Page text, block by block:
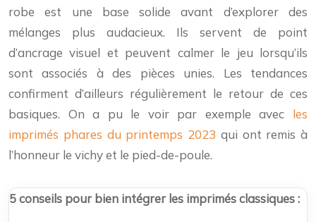
robe est une base solide avant d’explorer des
mélanges plus audacieux. Ils servent de point
d’ancrage visuel et peuvent calmer le jeu lorsqu’ils
sont associés à des pièces unies. Les tendances
confirment d’ailleurs régulièrement le retour de ces
basiques. On a pu le voir par exemple avec les
imprimés phares du printemps 2023 qui ont remis à
l’honneur le vichy et le pied-de-poule.
5 conseils pour bien intégrer les imprimés classiques :